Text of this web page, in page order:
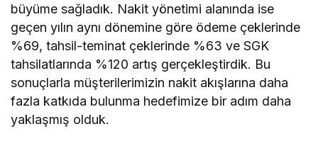
büyüme sağladık. Nakit yönetimi alanında ise
geçen yılın aynı dönemine göre ödeme çeklerinde
%69, tahsil-teminat çeklerinde %63 ve SGK
tahsilatlarında %120 artış gerçekleştirdik. Bu
sonuçlarla müşterilerimizin nakit akışlarına daha
fazla katkıda bulunma hedefimize bir adım daha
yaklaşmış olduk.